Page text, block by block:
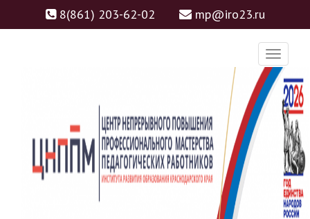
8(861) 203-62-02 mp@iro23.ru